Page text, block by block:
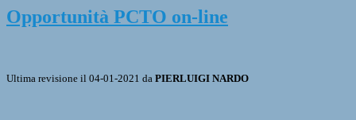
Opportunità PCTO on-line
Ultima revisione il 04-01-2021 da PIERLUIGI NARDO